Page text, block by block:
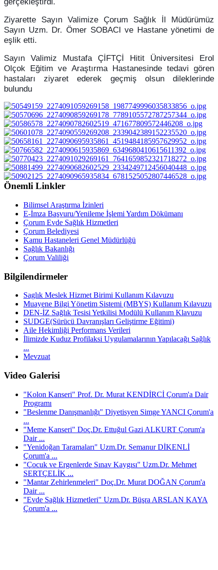
Ziyarette Sayın Valimize Çorum Sağlık İl Müdürümüz
Sayın Uzm. Dr. Ömer SOBACI ve Hastane yönetimi de
eşlik etti.
Sayın Valimiz Mustafa ÇİFTÇİ Hitit Üniversitesi Erol
Olçok Eğitim ve Araştırma Hastanesinde tedavi gören
hastaları ziyaret ederek geçmiş olsun dileklerinde
bulundu
Önemli Linkler
Bilimsel Araştırma İzinleri
E-İmza Başvuru/Yenileme İşlemi Yardım Dökümanı
Çorum Evde Sağlık Hizmetleri
Çorum Belediyesi
Kamu Hastaneleri Genel Müdürlüğü
Sağlık Bakanlığı
Çorum Valiliği
Bilgilendirmeler
Saglık Meslek Hizmet Birimi Kullanım Kılavuzu
Muayene Bilgi Yönetim Sistemi (MBYS) Kullanım Kılavuzu
DEN-İZ Sağlık Tesisi Yetkilisi Modülü Kullanım Klavuzu
SUDGE(Sürücü Davranışları Geliştirme Eğitimi)
Aile Hekimliği Performans Verileri
İlimizde Kuduz Profilaksi Uygulamalarının Yapılacağı Sağlık
...
Mevzuat
Video Galerisi
"Kolon Kanseri" Prof. Dr. Murat KENDİRCİ Çorum'a Dair
Programı
"Beslenme Danışmanlığı" Diyetisyen Simge YANCI Çorum'a
...
"Meme Kanseri" Doç.Dr. Ettuğul Gazi ALKURT Çorum'a
Dair ...
"Yenidoğan Taramaları" Uzm.Dr. Semanur DİKENLİ
Çorum'a ...
"Çocuk ve Ergenlerde Sınav Kaygısı" Uzm.Dr. Mehmet
SERTÇELİK ...
"Mantar Zehirlenmeleri" Doç.Dr. Murat DOĞAN Çorum'a
Dair ...
"Evde Sağlık Hizmetleri" Uzm.Dr. Büşra ARSLAN KAYA
Çorum'a ...